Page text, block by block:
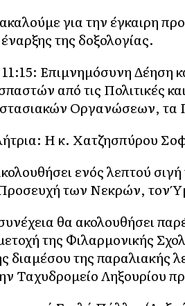
για την έγκαιρη
της δοξολογίας.
Επιμνημόσυνη Δέηση
από τις Πολιτικές
Οργανώσεων, τα
Η κ. Χατζησπύρου
ενός λεπτού
των Νεκρών, τον
θα ακολουθήσει
της Φιλαρμονικής
διαμέσου της παραλιακής
Ταχυδρομείο Ληξουρίου